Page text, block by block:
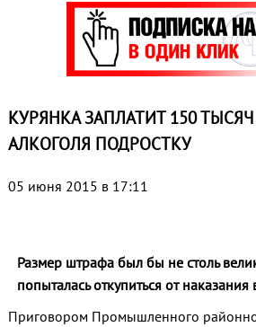
КУРЯНКА ЗАПЛАТИТ 150
АЛКОГОЛЯ ПОДРОСТКУ
05 июня 2015 в 17:11
Размер штрафа был бы не столь
попыталась откупиться от наказания
Приговором Промышленного